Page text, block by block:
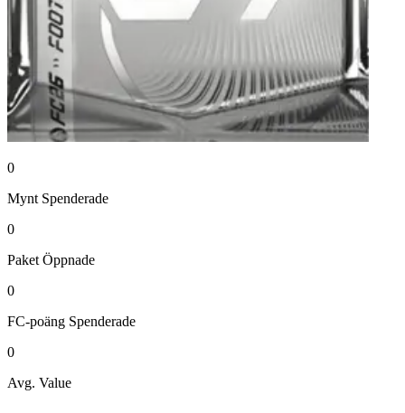
0
Mynt Spenderade
0
Paket Öppnade
0
FC-poäng Spenderade
0
Avg. Value